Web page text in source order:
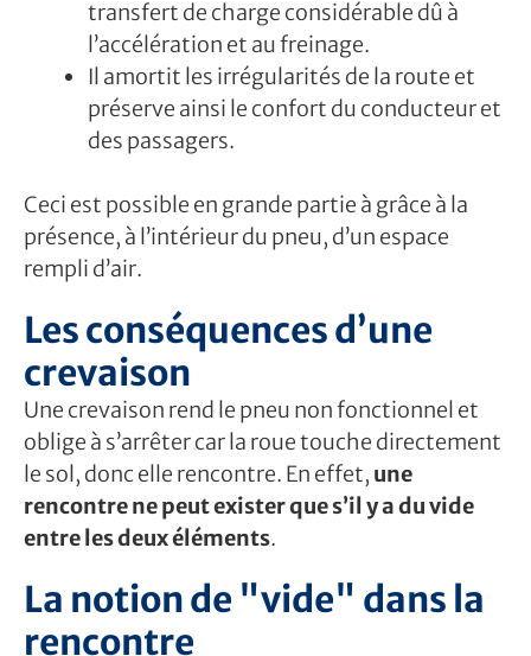
transfert de charge considérable dû à
l’accélération et au freinage.
Il amortit les irrégularités de la route et
préserve ainsi le confort du conducteur et
des passagers.
Ceci est possible en grande partie à grâce à la
présence, à l’intérieur du pneu, d’un espace
rempli d’air.
Les conséquences d’une
crevaison
Une crevaison rend le pneu non fonctionnel et
oblige à s’arrêter car la roue touche directement
le sol, donc elle rencontre. En effet, une
rencontre ne peut exister que s’il y a du vide
entre les deux éléments.
La notion de "vide" dans la
rencontre